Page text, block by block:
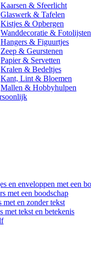
Kaarsen & Sfeerlicht
Glaswerk & Tafelen
Kistjes & Opbergen
Wanddecoratie & Fotolijsten
Hangers & Figuurtjes
Zeep & Geurstenen
Papier & Servetten
Kralen & Bedeltjes
Kant, Lint & Bloemen
Mallen & Hobbyhulpen
en enveloppen met een
met een boodschap
met en zonder tekst
met tekst en betekenis